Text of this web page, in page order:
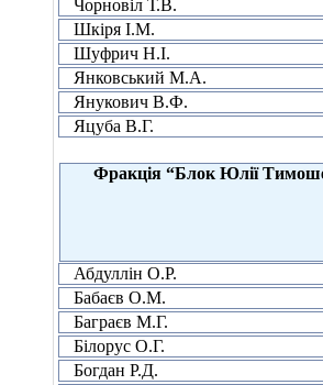
Чорновіл Т.В.
Шкіря І.М.
Шуфрич Н.І.
Янковський М.А.
Янукович В.Ф.
Яцуба В.Г.
Фракція “Блок Юлії
Абдуллін О.Р.
Бабаєв О.М.
Баграєв М.Г.
Білорус О.Г.
Богдан Р.Д.